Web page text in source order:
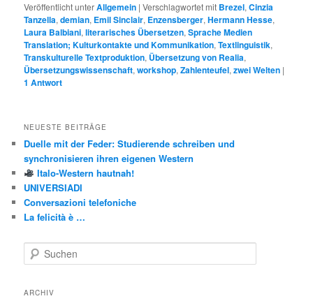
Veröffentlicht unterAllgemein |Verschlagwortet mit Brezel,Cinzia
Tanzella,demian, Emil Sinclair, Enzensberger,Hermann Hesse,
Laura Balbiani,literarisches Übersetzen,Sprache Medien
Translation; Kulturkontakte und Kommunikation,Textlinguistik,
Transkulturelle Textproduktion, Übersetzung von Realia,
Übersetzungswissenschaft,workshop,Zahlenteufel,zwei Welten |
1 Antwort
NEUESTE BEITRÄGE
Duelle mit der Feder: Studierende schreiben und
synchronisieren ihren eigenen Western
Italo-Western hautnah!
UNIVERSIADI
Conversazioni telefoniche
La felicità è …
u
h
ARCHIV